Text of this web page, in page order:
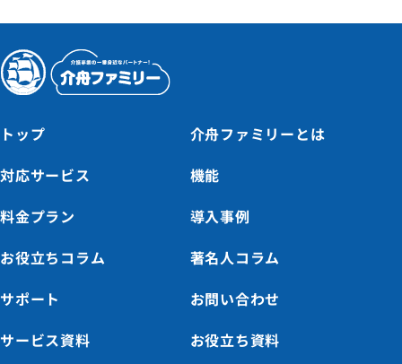
トップ
介舟ファミリーとは
対応サービス
機能
料金プラン
導入事例
お役立ちコラム
著名人コラム
サポート
お問い合わせ
サービス資料
お役立ち資料